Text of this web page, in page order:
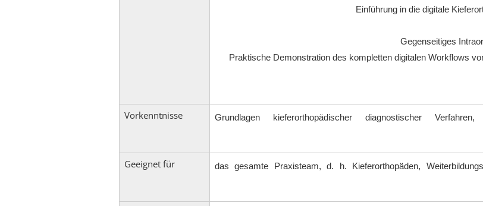
Vorkenntnisse
Grundlagen kieferorthopädischer diagnostischer
Geeignet für
das gesamte Praxisteam, d. h. Kieferorthopäden,